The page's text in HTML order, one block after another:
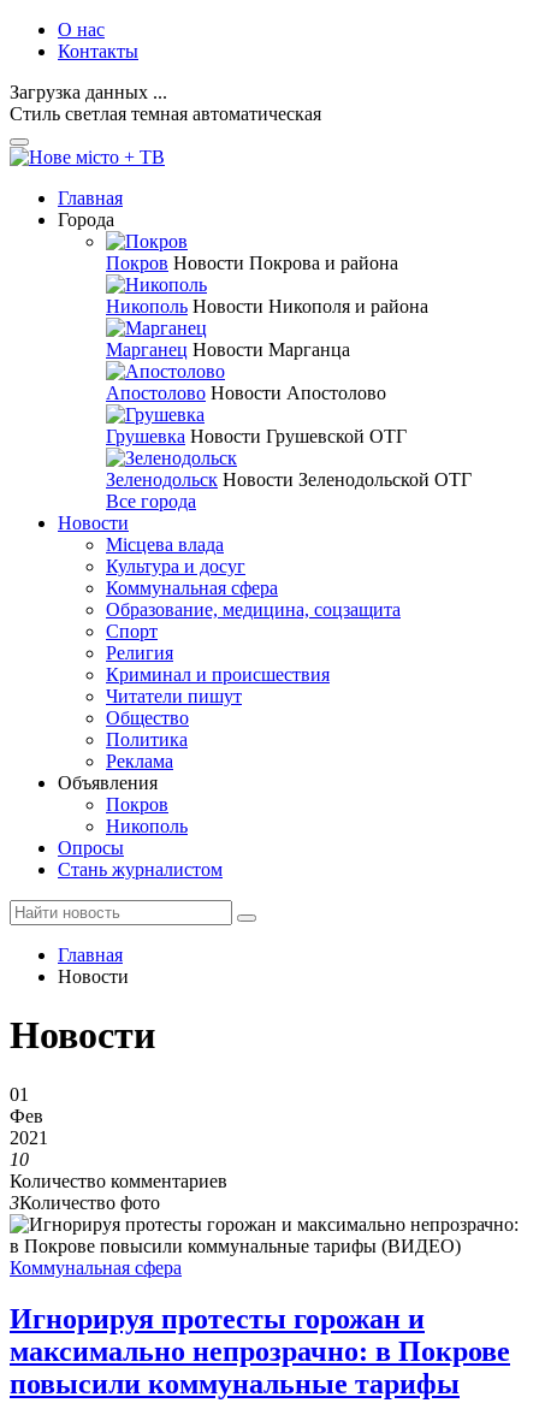
О нас
Контакты
Загрузка данных ...
Стиль светлая темная автоматическая
Главная
Города
Покров Новости Покрова и района
Никополь Новости Никополя и района
Марганец Новости Марганца
Апостолово Новости Апостолово
Грушевка Новости Грушевской ОТГ
Зеленодольск Новости Зеленодольской ОТГ
Все города
Новости
Місцева влада
Культура и досуг
Коммунальная сфера
Образование, медицина, соцзащита
Спорт
Религия
Криминал и происшествия
Читатели пишут
Общество
Политика
Реклама
Объявления
Покров
Никополь
Опросы
Стань журналистом
Главная
Новости
Новости
01
Фев
2021
10
Количество комментариев
3Количество фото
Коммунальная сфера
Игнорируя протесты горожан и
максимально непрозрачно: в Покрове
повысили коммунальные тарифы